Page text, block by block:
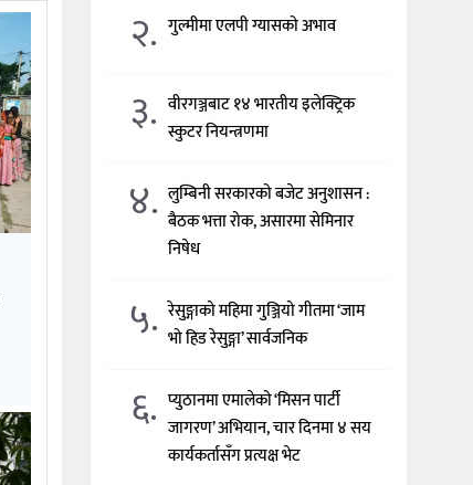
२. गुल्मीमा एलपी ग्यासको अभाव
३. वीरगञ्जबाट १४ भारतीय इलेक्ट्रिक
स्कुटर नियन्त्रणमा
४. लुम्बिनी सरकारको बजेट अनुशासन :
बैठक भत्ता रोक, असारमा सेमिनार
निषेध
५. रेसुङ्गाको महिमा गुञ्जियो गीतमा ‘जाम
भो हिड रेसुङ्गा’ सार्वजनिक
६. प्युठानमा एमालेको ‘मिसन पार्टी
जागरण’ अभियान, चार दिनमा ४ सय
कार्यकर्तासँग प्रत्यक्ष भेट